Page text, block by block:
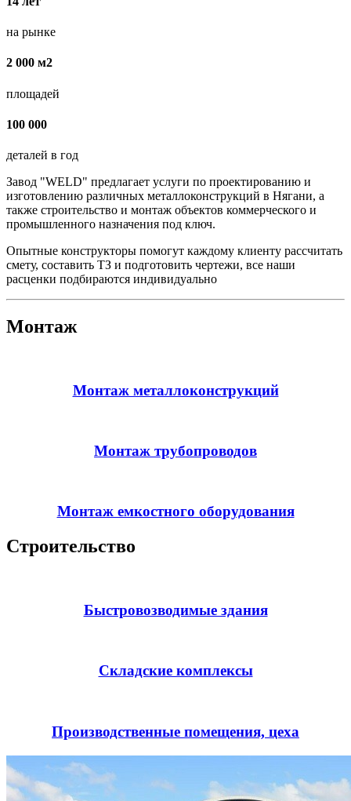
на рынке
2 000 м2
площадей
100 000
деталей в год
Завод "WELD" предлагает услуги по проектированию и
изготовлению различных металлоконструкций в Нягани, а
также строительство и монтаж объектов коммерческого и
промышленного назначения под ключ.
Опытные конструкторы помогут каждому клиенту рассчитать
смету, составить ТЗ и подготовить чертежи, все наши
расценки подбираются индивидуально
Монтаж
Монтаж металлоконструкций
Монтаж трубопроводов
Монтаж емкостного оборудования
Строительство
Быстровозводимые здания
Складские комплексы
Производственные помещения, цеха